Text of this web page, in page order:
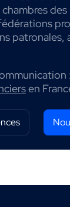
chambres
patronales,
en